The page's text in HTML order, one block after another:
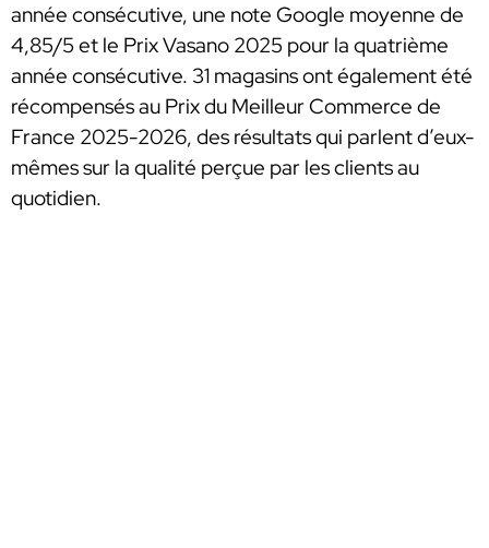
année consécutive, une note Google moyenne de
4,85/5 et le Prix Vasano 2025 pour la quatrième
année consécutive. 31 magasins ont également été
récompensés au Prix du Meilleur Commerce de
France 2025-2026, des résultats qui parlent d’eux-
mêmes sur la qualité perçue par les clients au
quotidien.